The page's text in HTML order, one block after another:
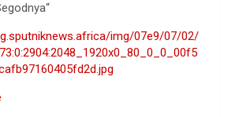
img/07e9/07/02/